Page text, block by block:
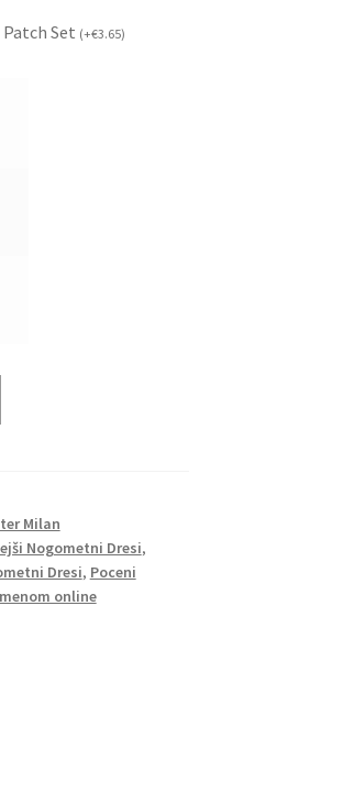
Set (+€3.65)
Milan
Nogometni Dresi,
Dresi, Poceni
online